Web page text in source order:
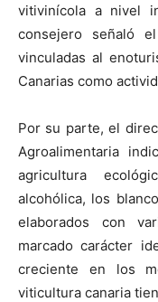
vitivinícola a nivel
consejero señaló
vinculadas al
Canarias como
Por su parte, el
Agroalimentaria
agricultura
alcohólica, los
elaborados con
marcado carácter
creciente en los
viticultura canaria